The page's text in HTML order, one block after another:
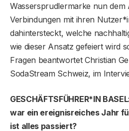
Wassersprudlermarke nun
Verbindungen mit ihren
dahintersteckt, welche
wie dieser Ansatz gefeiert wird
Fragen beantwortet Christian
SodaStream Schweiz, im
GESCHÄFTSFÜHRER*IN
war ein ereignisreiches Jahr
ist alles passiert?